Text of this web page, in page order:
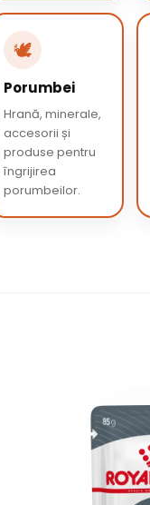
🕊️
Porumbei
Hrană, minerale,
accesorii și
produse pentru
îngrijirea
porumbeilor.